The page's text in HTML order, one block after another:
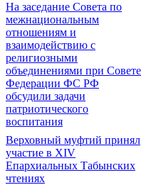
На заседание Совета по
межнациональным
отношениям и
взаимодействию с
религиозными
объединениями при Совете
Федерации ФС РФ
обсудили задачи
патриотического
воспитания
Верховный муфтий принял
участие в ХIV
Епархиальных Табынских
чтениях